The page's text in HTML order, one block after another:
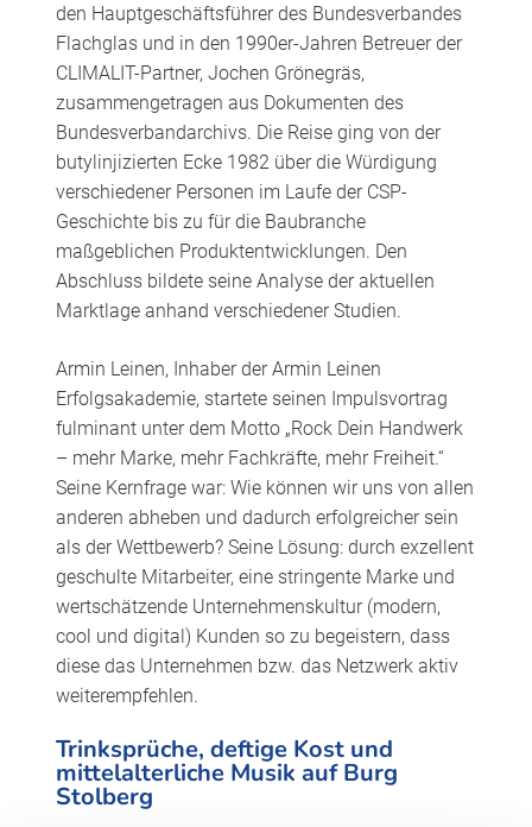
den Hauptgeschäftsführer des Bundesverbandes
Flachglas und in den 1990er-Jahren Betreuer der
CLIMALIT-Partner, Jochen Grönegräs,
zusammengetragen aus Dokumenten des
Bundesverbandarchivs. Die Reise ging von der
butylinjizierten Ecke 1982 über die Würdigung
verschiedener Personen im Laufe der CSP-
Geschichte bis zu für die Baubranche
maßgeblichen Produktentwicklungen. Den
Abschluss bildete seine Analyse der aktuellen
Marktlage anhand verschiedener Studien.
Armin Leinen, Inhaber der Armin Leinen
Erfolgsakademie, startete seinen Impulsvortrag
fulminant unter dem Motto „Rock Dein Handwerk
– mehr Marke, mehr Fachkräfte, mehr Freiheit.“
Seine Kernfrage war: Wie können wir uns von allen
anderen abheben und dadurch erfolgreicher sein
als der Wettbewerb? Seine Lösung: durch exzellent
geschulte Mitarbeiter, eine stringente Marke und
wertschätzende Unternehmenskultur (modern,
cool und digital) Kunden so zu begeistern, dass
diese das Unternehmen bzw. das Netzwerk aktiv
weiterempfehlen.
Trinksprüche, deftige Kost und
mittelalterliche Musik auf Burg
Stolberg